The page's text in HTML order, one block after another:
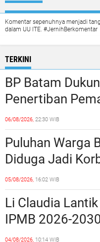
Komentar sepenuhnya menjadi
dalam UU ITE. #JernihBerkomentar
TERKINI
BP Batam
Penertiban
Ruang Laut
Ketentuan
Perundang-
06/08/2026, 22:30 WIB
Puluhan Warga
Diduga Jadi
Penipuan
Miliaran Rupiah,
Polda Kepri
Tempat?
05/08/2026, 16:02 WIB
Li Claudia
IPMB 2026-
Perkuat
04/08/2026, 10:14 WIB